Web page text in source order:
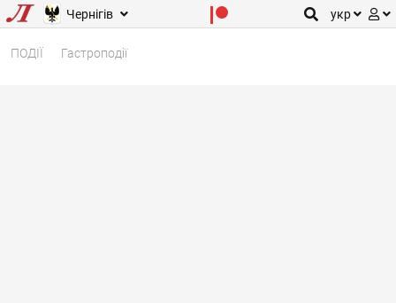
Чернігів укр
ПОДІЇ Гастроподії